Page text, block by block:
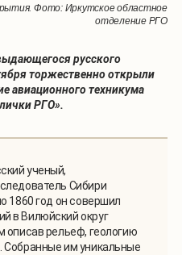
Фото: Иркутское областное
отделение РГО
русского
торжественно открыли
авиационного техникума
РГО».
ученый,
Сибири
1860 год он совершил
в Вилюйский округ
описав рельеф, геологию
Собранные им уникальные